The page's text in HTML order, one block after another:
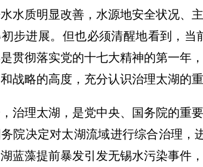
水质明显改善，水源地安全状况、
步进展。但也必须清醒地看到，
贯彻落实党的十七大精神的第一年
战略的高度，充分认识治理太湖的
理太湖，是党中央、国务院的重要
院决定对太湖流域进行综合治理，
蓝藻提前暴发引发无锡水污染事件